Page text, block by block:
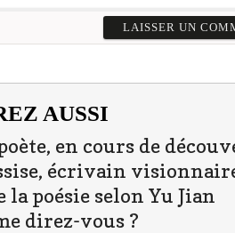
AUSSI
en cours de
écrivain
poésie selon Yu Jian
direz-vous ?